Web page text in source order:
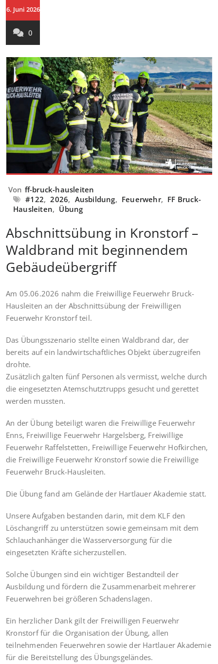
6. Juni 2026
0
Von ff-bruck-hausleiten
#122, 2026, Ausbildung, Feuerwehr, FF Bruck-
Hausleiten, Übung
Abschnittsübung in Kronstorf –
Waldbrand mit beginnendem
Gebäudeübergriff
Am 05.06.2026 nahm die Freiwillige Feuerwehr Bruck-
Hausleiten an der Abschnittsübung der Freiwilligen
Feuerwehr Kronstorf teil.
Das Übungsszenario stellte einen Waldbrand dar, der
bereits auf ein landwirtschaftliches Objekt überzugreifen
drohte.
Zusätzlich galten fünf Personen als vermisst, welche durch
die eingesetzten Atemschutztrupps gesucht und gerettet
werden mussten.
An der Übung beteiligt waren die Freiwillige Feuerwehr
Enns, Freiwillige Feuerwehr Hargelsberg, Freiwillige
Feuerwehr Raffelstetten, Freiwillige Feuerwehr Hofkirchen,
die Freiwillige Feuerwehr Kronstorf sowie die Freiwillige
Feuerwehr Bruck-Hausleiten.
Die Übung fand am Gelände der Hartlauer Akademie statt.
Unsere Aufgaben bestanden darin, mit dem KLF den
Löschangriff zu unterstützen sowie gemeinsam mit dem
Schlauchanhänger die Wasserversorgung für die
eingesetzten Kräfte sicherzustellen.
Solche Übungen sind ein wichtiger Bestandteil der
Ausbildung und fördern die Zusammenarbeit mehrerer
Feuerwehren bei größeren Schadenslagen.
Ein herzlicher Dank gilt der Freiwilligen Feuerwehr
Kronstorf für die Organisation der Übung, allen
teilnehmenden Feuerwehren sowie der Hartlauer Akademie
für die Bereitstellung des Übungsgeländes.